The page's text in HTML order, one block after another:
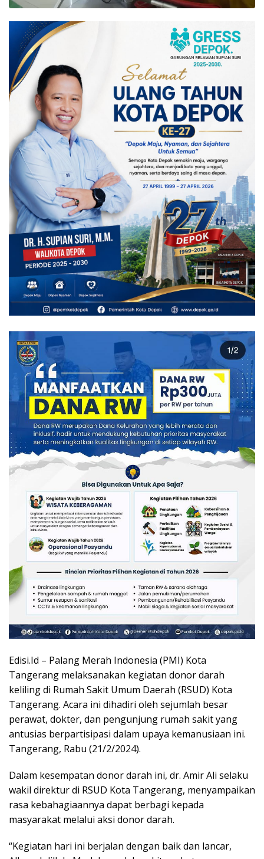
Edisi.Id – Palang Merah Indonesia (PMI) Kota
Tangerang melaksanakan kegiatan donor darah
keliling di Rumah Sakit Umum Daerah (RSUD) Kota
Tangerang. Acara ini dihadiri oleh sejumlah besar
perawat, dokter, dan pengunjung rumah sakit yang
antusias berpartisipasi dalam upaya kemanusiaan ini.
Tangerang, Rabu (21/2/2024).
Dalam kesempatan donor darah ini, dr. Amir Ali selaku
wakil direktur di RSUD Kota Tangerang, menyampaikan
rasa kebahagiaannya dapat berbagi kepada
masyarakat melalui aksi donor darah.
“Kegiatan hari ini berjalan dengan baik dan lancar,